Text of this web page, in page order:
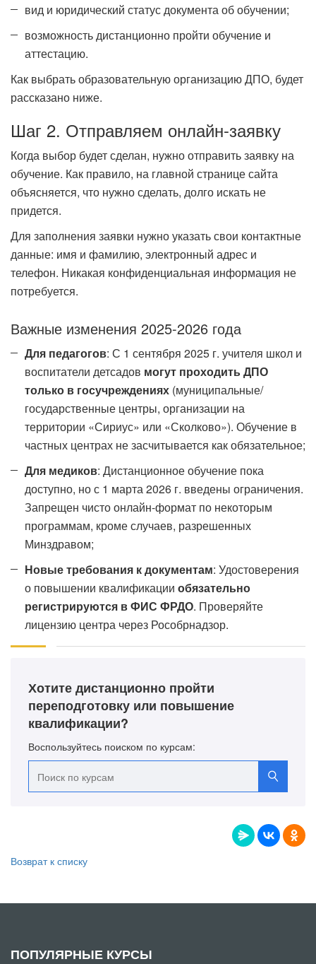
вид и юридический статус документа об обучении;
возможность дистанционно пройти обучение и
аттестацию.
Как выбрать образовательную организацию ДПО, будет
рассказано ниже.
Шаг 2. Отправляем онлайн-заявку
Когда выбор будет сделан, нужно отправить заявку на
обучение. Как правило, на главной странице сайта
объясняется, что нужно сделать, долго искать не
придется.
Для заполнения заявки нужно указать свои контактные
данные: имя и фамилию, электронный адрес и
телефон. Никакая конфиденциальная информация не
потребуется.
Важные изменения 2025-2026 года
Для педагогов: С 1 сентября 2025 г. учителя школ и
воспитатели детсадов могут проходить ДПО
только в госучреждениях (муниципальные/
государственные центры, организации на
территории «Сириус» или «Сколково»). Обучение в
частных центрах не засчитывается как обязательное;
Для медиков: Дистанционное обучение пока
доступно, но с 1 марта 2026 г. введены ограничения.
Запрещен чисто онлайн-формат по некоторым
программам, кроме случаев, разрешенных
Минздравом;
Новые требования к документам: Удостоверения
о повышении квалификации обязательно
регистрируются в ФИС ФРДО. Проверяйте
лицензию центра через Рособрнадзор.
Хотите дистанционно пройти
переподготовку или повышение
квалификации?
Воспользуйтесь поиском по курсам:
Возврат к списку
ПОПУЛЯРНЫЕ КУРСЫ